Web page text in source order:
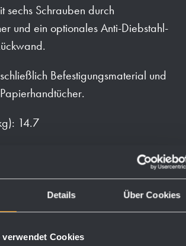
Details Über Cookies
verwendet Cookies
sechs Schrauben durch
und ein optionales Anti-Diebstahl-
Befestigungsmaterial und
14.7
(standard) 722995